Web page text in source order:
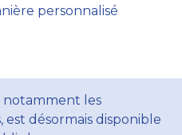
personnalisé
notamment les
désormais disponible